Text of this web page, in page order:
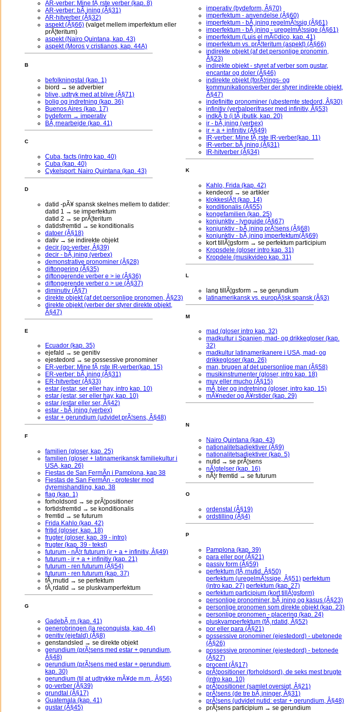
AR-verber: Mine fÃ¸rste verber (kap. 8)
AR-verber: bÃ¸jning (Â§31)
AR-hitverber (Â§32)
aspekt (Â§66) (valget mellem imperfektum eller
prÃ¦teritum)
aspekt (Nairo Quintana, kap. 43)
aspekt (Moros y cristianos, kap. 44A)
B
befolkningstal (kap. 1)
biord → se adverbier
blive, udtryk med at blive (Â§71)
bolig og indretning (kap. 36)
Buenos Aires (kap. 17)
bydeform → imperativ
BÃ¸rnearbejde (kap. 41)
C
Cuba, facts (intro kap. 40)
Cuba (kap. 40)
Cykelsport: Nairo Quintana (kap. 43)
D
datid -pÃ¥ spansk skelnes mellem to datider:
datid 1 → se imperfektum
datid 2 → se prÃ¦teritum
datidsfremtid → se konditionalis
datoer (Â§18)
dativ → se indirekte objekt
decir (go-verber, Â§39)
decir - bÃ¸jning (verbex)
demonstrative pronominer (Â§28)
diftongering (Â§35)
diftongerende verber e > ie (Â§36)
diftongerende verber o > ue (Â§37)
diminutiv (Â§7)
direkte objekt (af det personlige pronomen, Â§23)
direkte objekt (verber der styrer direkte objekt,
Â§47)
E
Ecuador (kap. 35)
ejefald → se genitiv
ejestedord → se possessive pronominer
ER-verber: Mine fÃ¸rste IR-verber(kap. 15)
ER-verber: bÃ¸jning (Â§31)
ER-hitverber (Â§33)
estar (estar, ser eller hay, intro kap. 10)
estar (estar, ser eller hay, kap. 10)
estar (estar eller ser, Â§42)
estar - bÃ¸jning (verbex)
estar + gerundium (udvidet prÃ¦sens, Â§48)
F
familien (gloser, kap. 25)
familien (gloser + latinamerikansk familiekultur i
USA, kap. 26)
Fiestas de San FermÃ­n i Pamplona, kap 38
Fiestas de San FermÃ­n - protester mod
dyremishandling, kap. 38
flag (kap. 1)
forholdsord → se prÃ¦positioner
fortidsfremtid → se konditionalis
fremtid → se futurum
Frida Kahlo (kap. 42)
fritid (gloser, kap. 18)
frugter (gloser, kap. 39 - intro)
frugter (kap. 39 - tekst)
futurum - nÃ¦r futurum (ir + a + infinitiv, Â§49)
futurum - ir + a + infinitiv (kap. 21)
futurum - ren futurum (Â§54)
futurum - ren futurum (kap. 37)
fÃ¸rnutid → se perfektum
fÃ¸rdatid → se pluskvamperfektum
G
GadebÃ¸rn (kap. 41)
generobringen (la reconquista, kap. 44)
genitiv (ejefald) (Â§8)
genstandsled → se direkte objekt
gerundium (prÃ¦sens med estar + gerundium,
Â§48)
gerundium (prÃ¦sens med estar + gerundium,
kap. 30)
gerundium (til at udtrykke mÃ¥de m.m., Â§56)
go-verber (Â§39)
grundtal (Â§17)
Guatemala (kap. 41)
gustar (Â§45)
imperativ (bydeform, Â§70)
imperfektum - anvendelse (Â§60)
imperfektum - bÃ¸jning regelmÃ¦ssig (Â§61)
imperfektum - bÃ¸jning - uregelmÃ¦ssige (Â§61)
imperfektum (Luis el mÃ©dico, kap. 41)
imperfektum vs. prÃ¦teritum (aspekt) (Â§66)
indirekte objekt (af det personlige pronomin,
Â§23)
indirekte objekt - styret af verber som gustar,
encantar og doler (Â§46)
indirekte objekt (forÃ¦rings- og
kommunikationsverber der styrer indirekte objekt,
Â§47)
indefinitte pronominer (ubestemte stedord, Â§30)
infinitiv (verbalperifraser med infinitiv, Â§53)
indkÃ¸b (i tÃ¸jbutik, kap. 20)
ir - bÃ¸jning (verbex)
ir + a + infinitiv (Â§49)
IR-verber: Mine fÃ¸rste IR-verber(kap. 11)
IR-verber: bÃ¸jning (Â§31)
IR-hitverber (Â§34)
K
Kahlo, Frida (kap. 42)
kendeord → se artikler
klokkeslÃ¦t (kap. 14)
konditionalis (Â§55)
kongefamilien (kap. 25)
konjunktiv - lynguide (Â§67)
konjunktiv - bÃ¸jning prÃ¦sens (Â§68)
konjunktiv - bÃ¸jning imperfektum(Â§69)
kort tillÃ¦gsform → se perfektum participium
Kropsdele (gloser intro kap. 31)
Kropdele (musikvideo kap. 31)
L
lang tillÃ¦gsform → se gerundium
latinamerikansk vs. europÃ¦isk spansk (Â§3)
M
mad (gloser intro kap. 32)
madkultur i Spanien, mad- og drikkegloser (kap.
32)
madkultur latinamerikanere i USA, mad- og
drikkegloser (kap. 26)
man, brugen af det upersonlige man (Â§58)
musikinstrumenter (gloser, intro kap. 18)
muy eller mucho (Â§15)
mÃ¸bler og indretning (gloser, intro kap. 15)
mÃ¥neder og Ã¥rstider (kap. 29)
N
Nairo Quintana (kap. 43)
nationalitetsadjektiver (Â§9)
nationalitetsadjektiver (kap. 5)
nutid → se prÃ¦sens
nÃ¦gtelser (kap. 16)
nÃ¦r fremtid → se futurum
O
ordenstal (Â§19)
ordstilling (Â§4)
P
Pamplona (kap. 39)
para eller por (Â§21)
passiv form (Â§59)
perfektum (fÃ¸rnutid, Â§50)
perfektum (uregelmÃ¦ssige, Â§51) perfektum
(intro kap. 27) perfektum (kap. 27)
perfektum participium (kort tillÃ¦gsform)
personlige pronominer, bÃ¸jning og kasus (Â§23)
personlige pronomen som direkte objekt (kap. 23)
personlige pronomen - placering (kap. 24)
pluskvamperfektum (fÃ¸rdatid, Â§52)
por eller para (Â§21)
possessive pronominer (ejestedord) - ubetonede
(Â§26)
possessive pronominer (ejestedord) - betonede
(Â§27)
procent (Â§17)
prÃ¦positioner (forholdsord), de seks mest brugte
(intro kap. 10)
prÃ¦positioner (samlet oversigt, Â§21)
prÃ¦sens (de tre bÃ¸jninger, Â§31)
prÃ¦sens (udvidet nutid: estar + gerundium, Â§48)
prÃ¦sens participium → se gerundium